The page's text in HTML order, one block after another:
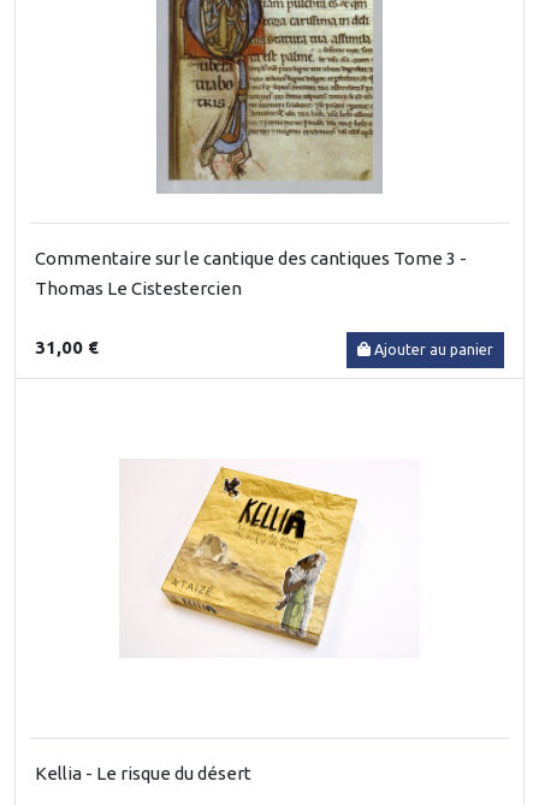
Commentaire sur le cantique des cantiques Tome 3 -
Thomas Le Cistestercien
31,00 € Ajouter au panier
Kellia - Le risque du désert